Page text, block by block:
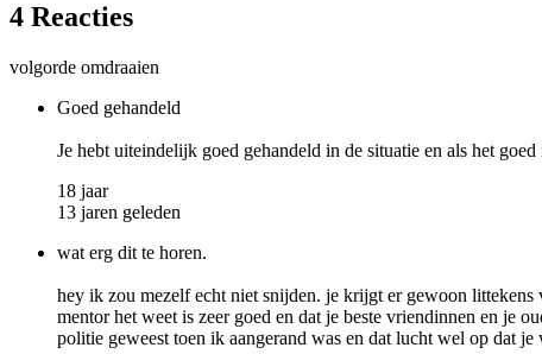
4 Reacties
volgorde omdraaien
Goed gehandeld
Je hebt uiteindelijk goed gehandeld in de situatie en als het
18 jaar
13 jaren geleden
wat erg dit te horen.
hey ik zou mezelf echt niet snijden. je krijgt er gewoon littekens
mentor het weet is zeer goed en dat je beste vriendinnen en je
politie geweest toen ik aangerand was en dat lucht wel op dat